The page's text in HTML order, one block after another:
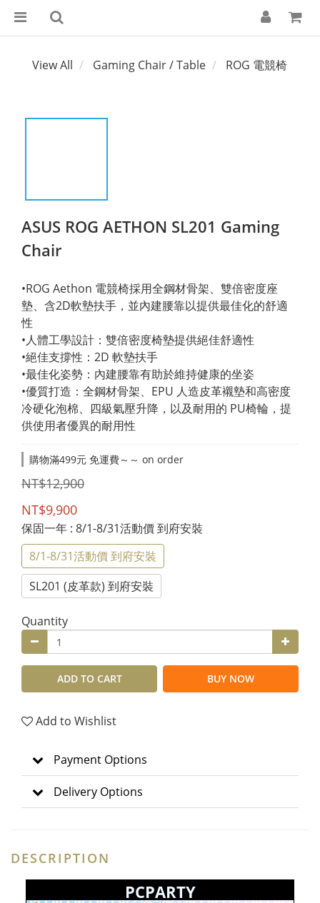
View All Gaming Chair / Table ROG 電競椅
ASUS ROG AETHON SL201 Gaming
Chair
•ROG Aethon 電競椅採用全鋼材骨架、雙倍密度座
墊、含2D軟墊扶手，並內建腰靠以提供最佳化的舒適
性
•人體工學設計：雙倍密度椅墊提供絕佳舒適性
•絕佳支撐性：2D 軟墊扶手
•最佳化姿勢：內建腰靠有助於維持健康的坐姿
•優質打造：全鋼材骨架、EPU 人造皮革襯墊和高密度
冷硬化泡棉、四級氣壓升降，以及耐用的 PU椅輪，提
供使用者優異的耐用性
購物滿499元 免運費～～ on order
NT$12,900
NT$9,900
保固一年 : 8/1-8/31活動價 到府安裝
8/1-8/31活動價 到府安裝
SL201 (皮革款) 到府安裝
Quantity
ADD TO CART BUY NOW
Add to Wishlist
Payment Options
Delivery Options
DESCRIPTION
PCPARTY